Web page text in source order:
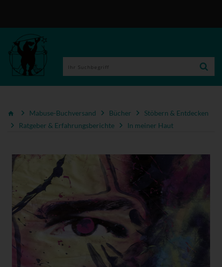
Mabuse-Buchversand Bücher
Stöbern & Entdecken
Ratgeber & Erfahrungsberichte
In meiner Haut